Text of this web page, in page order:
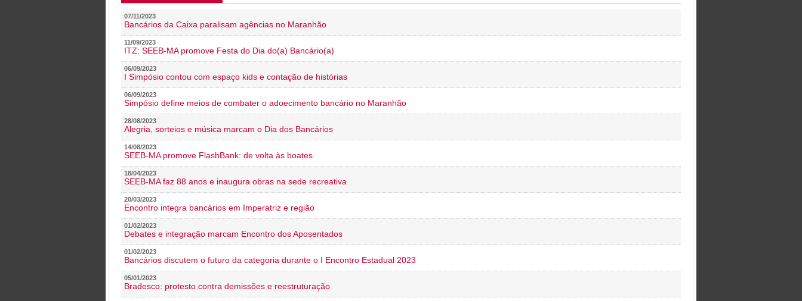
07/11/2023
Bancários da Caixa paralisam agências no Maranhão
11/09/2023
ITZ: SEEB-MA promove Festa do Dia do(a) Bancário(a)
06/09/2023
I Simpósio contou com espaço kids e contação de histórias
06/09/2023
Simpósio define meios de combater o adoecimento bancário no Maranhão
28/08/2023
Alegria, sorteios e música marcam o Dia dos Bancários
14/08/2023
SEEB-MA promove FlashBank: de volta às boates
18/04/2023
SEEB-MA faz 88 anos e inaugura obras na sede recreativa
20/03/2023
Encontro integra bancários em Imperatriz e região
01/02/2023
Debates e integração marcam Encontro dos Aposentados
01/02/2023
Bancários discutem o futuro da categoria durante o I Encontro Estadual 2023
05/01/2023
Bradesco: protesto contra demissões e reestruturação